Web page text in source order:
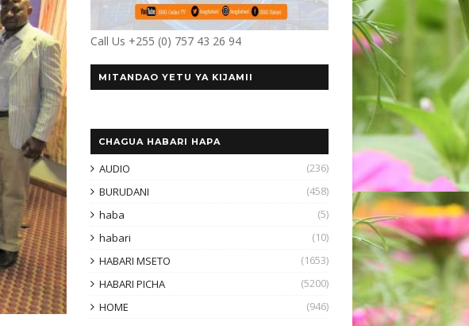
Call Us +255 (0) 757 43 26 94
MITANDAO YETU YA KIJAMII
CHAGUA HABARI HAPA
AUDIO
(236)
BURUDANI
(458)
haba
(5)
habari
(10)
HABARI MSETO
(1653)
HABARI PICHA
(5200)
HOME
(946)